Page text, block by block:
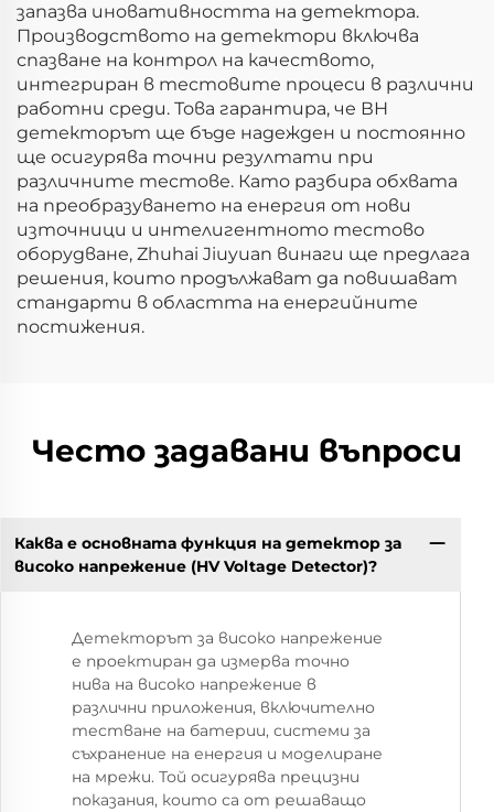
запазва иновативността на детектора.
Производството на детектори включва
спазване на контрол на качеството,
интегриран в тестовите процеси в различни
работни среди. Това гарантира, че ВН
детекторът ще бъде надежден и постоянно
ще осигурява точни резултати при
различните тестове. Като разбира обхвата
на преобразуването на енергия от нови
източници и интелигентното тестово
оборудване, Zhuhai Jiuyuan винаги ще предлага
решения, които продължават да повишават
стандарти в областта на енергийните
постижения.
Често задавани въпроси
Каква е основната функция на детектор за
високо напрежение (HV Voltage Detector)?
Детекторът за високо напрежение
е проектиран да измерва точно
нива на високо напрежение в
различни приложения, включително
тестване на батерии, системи за
съхранение на енергия и моделиране
на мрежи. Той осигурява прецизни
показания, които са от решаващо